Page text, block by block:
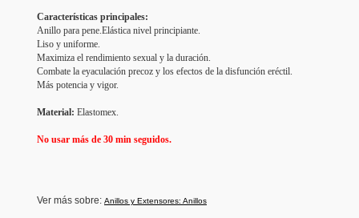
Características principales:
Anillo para pene.Elástica nivel principiante.
Liso y uniforme.
Maximiza el rendimiento sexual y la duración.
Combate la eyaculación precoz y los efectos de la disfunción eréctil.
Más potencia y vigor.
Material: Elastomex.
No usar más de 30 min seguidos.
Ver más sobre: Anillos y Extensores: Anillos